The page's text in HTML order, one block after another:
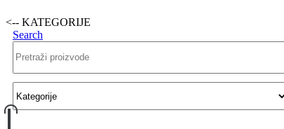
<-- KATEGORIJE
Search